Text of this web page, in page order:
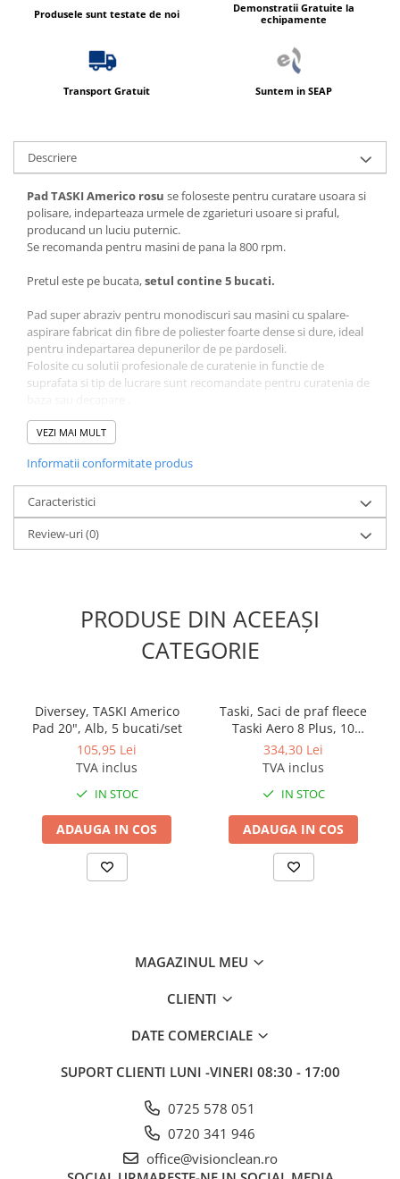
Produsele sunt testate de noi
Demonstratii Gratuite la
echipamente
Transport Gratuit Suntem in SEAP
Descriere
Pad TASKI Americo rosu se foloseste pentru curatare usoara si
polisare, indeparteaza urmele de zgarieturi usoare si praful,
producand un luciu puternic.
Se recomanda pentru masini de pana la 800 rpm.
Pretul este pe bucata,setul contine 5 bucati.
Pad super abraziv pentru monodiscuri sau masini cu spalare-
aspirare fabricat din fibre de poliester foarte dense si dure, ideal
pentru indepartarea depunerilor de pe pardoseli.
Folosite cu solutii profesionale de curatenie in functie de
suprafata si tip de lucrare sunt recomandate pentru curatenia de
Datorita capacitatii foarte mari de curatare, este ideal pe
echipamentele de curatenie cu spalare-aspirare, deoarece
Utilizati uscat sau umed
Pentru masini de pana la 800 rpm
Grosime aproximativ 23 - 25 mm
Caracteristici:
Inlatura rapid depunerile sau protectiile de pe pardoseli.
Uzura redusa datorita calitatii materialului.
VEZI MAI MULT
Informatii conformitate produs
Caracteristici
Review-uri(0)
PRODUSE DIN ACEEAȘI
CATEGORIE
Diversey, TASKI Americo
Pad 20", Alb, 5 bucati/set
105,95 Lei
TVA inclus
IN STOC
ADAUGA IN COS
Taski, Saci de praf fleece
Taski Aero 8 Plus, 10
bucati/set
334,30 Lei
TVA inclus
IN STOC
ADAUGA IN COS
MAGAZINUL MEU
CLIENTI
DATE COMERCIALE
SUPORT CLIENTI LUNI -VINERI 08:30 - 17:00
0725 578 051
0720 341 946
office@visionclean.ro